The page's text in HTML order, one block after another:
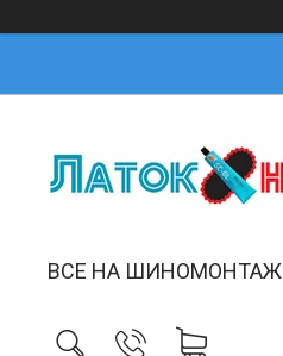
ВСЕ НА ШИНОМОНТАЖ